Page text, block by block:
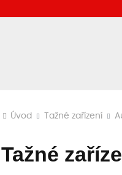
Úvod Tažné zařízení
Tažné